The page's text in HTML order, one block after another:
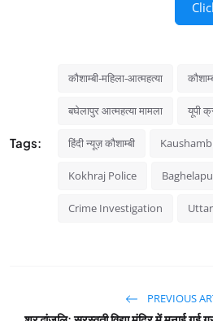
Tags:
कौशाम्बी-महिला-आत्महत्या
बघेलापुर आत्महत्या मामला यूपी
हिंदी न्यूज़ कौशाम्बी
Kokhraj Police
Crime Investigation
PREVIOUS